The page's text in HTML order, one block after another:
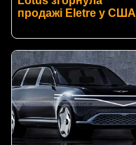
продажі Eletre у США